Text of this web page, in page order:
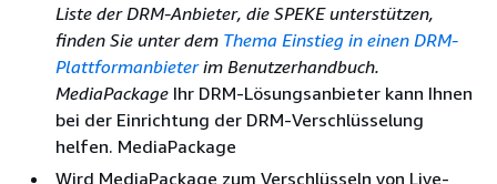
Liste der DRM-Anbieter, die SPEKE unterstützen,
finden Sie unter dem Thema Einstieg in einen DRM-
Plattformanbieterim Benutzerhandbuch.
MediaPackage Ihr DRM-Lösungsanbieter kann Ihnen
bei der Einrichtung der DRM-Verschlüsselung
helfen. MediaPackage
Wird MediaPackage zum Verschlüsseln von Live-